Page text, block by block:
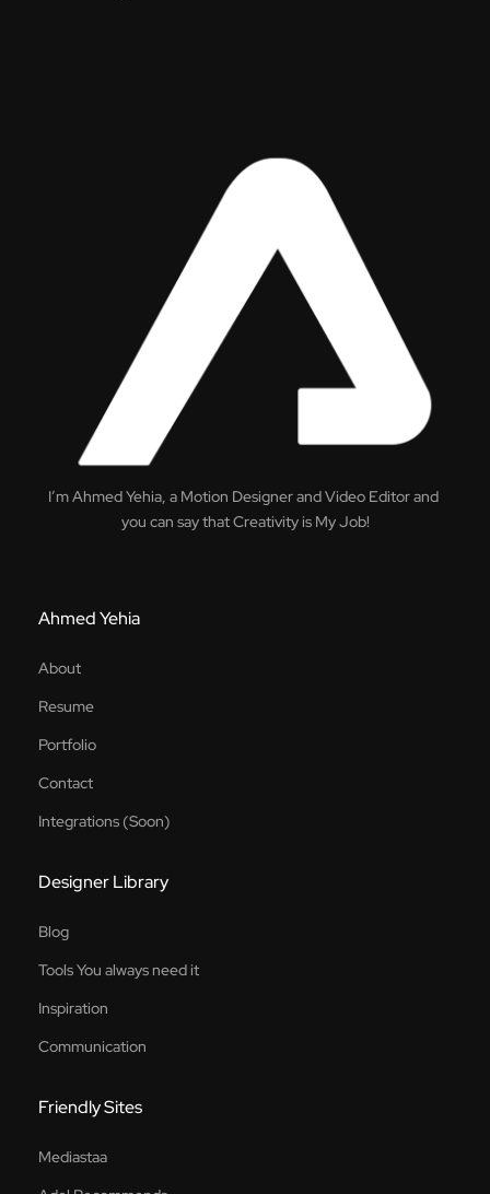
I’m Ahmed Yehia, a Motion Designer and Video Editor and
you can say that Creativity is My Job!
Ahmed Yehia
About
Resume
Portfolio
Contact
Integrations (Soon)
Designer Library
Blog
Tools You always need it
Inspiration
Communication
Friendly Sites
Mediastaa